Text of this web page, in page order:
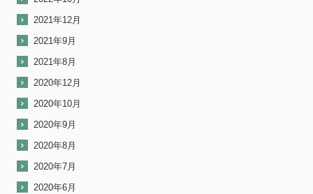
2021年12月
2021年9月
2021年8月
2020年12月
2020年10月
2020年9月
2020年8月
2020年7月
2020年6月